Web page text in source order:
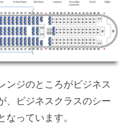
ンジのところがビジネス
、ビジネスクラスのシー
なっています。